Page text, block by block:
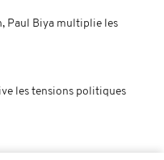
Paul Biya multiplie les
les tensions politiques